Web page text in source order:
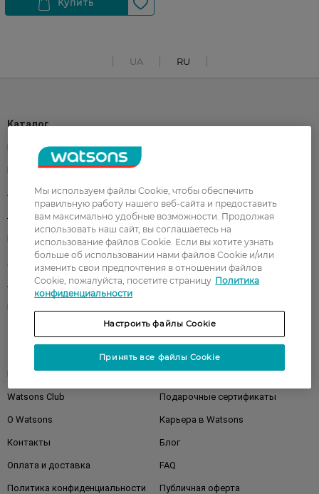
UA RU
Каталог
Корейская косметика
Парфюмерия
Акции Макияж
Лицо Тело
Подарки Детям
Волосы
Аксессуары Дерматокосметика
Правила и условия Магазины
Watsons Club Подарочные сертификаты
О Watsons Карьера в Watsons
Контакты Блог
Оплата и доставка FAQ
Политика конфиденциальности Публичная оферта
Мы используем файлы Cookie, чтобы обеспечить
правильную работу нашего веб-сайта и предоставить
вам максимально удобные возможности. Продолжая
использовать наш сайт, вы соглашаетесь на
использование файлов Cookie. Если вы хотите узнать
больше об использовании нами файлов Cookie и/или
изменить свои предпочтения в отношении файлов
Cookie, пожалуйста, посетите страницу Политика
конфиденциальности
Настроить файлы Cookie
Принять все файлы Cookie